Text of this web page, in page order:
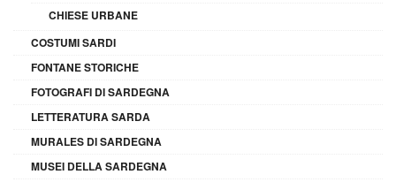
CHIESE URBANE
COSTUMI SARDI
FONTANE STORICHE
FOTOGRAFI DI SARDEGNA
LETTERATURA SARDA
MURALES DI SARDEGNA
MUSEI DELLA SARDEGNA